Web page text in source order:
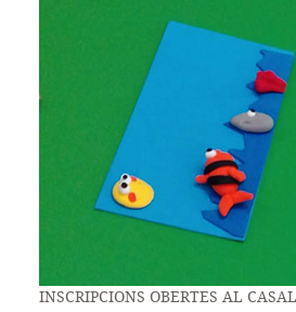
INSCRIPCIONS OBERTES AL